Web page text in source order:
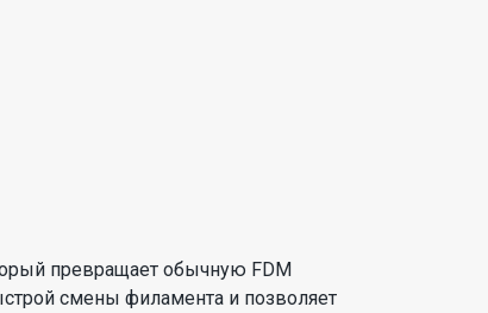
превращает обычную FDM
смены филамента и позволяет